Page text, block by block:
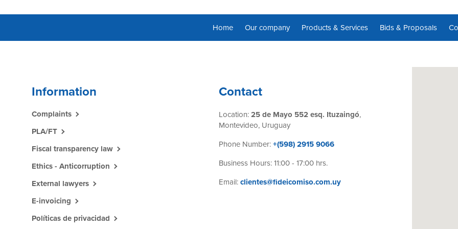
Home Our company Products & Services Bids & Proposals
Information
Complaints
PLA/FT
Fiscal transparency law
Ethics - Anticorruption
External lawyers
E-invoicing
Políticas de privacidad
Contact
Location: 25 de Mayo 552 esq. Ituzaingó,
Montevideo, Uruguay
Phone Number: +(598) 2915 9066
Business Hours: 11:00 - 17:00 hrs.
Email: clientes@fideicomiso.com.uy